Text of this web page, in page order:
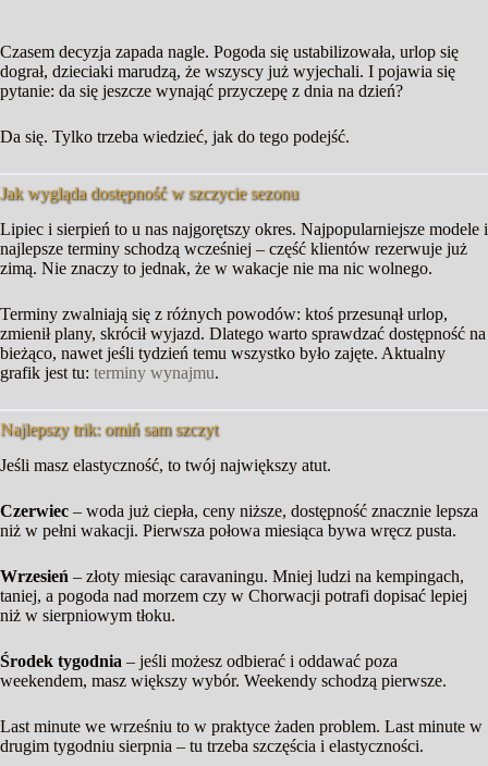
Czasem decyzja zapada nagle. Pogoda się ustabilizowała, urlop się
dograł, dzieciaki marudzą, że wszyscy już wyjechali. I pojawia się
pytanie: da się jeszcze wynająć przyczepę z dnia na dzień?
Da się. Tylko trzeba wiedzieć, jak do tego podejść.
Jak wygląda dostępność w szczycie sezonu
Lipiec i sierpień to u nas najgorętszy okres. Najpopularniejsze modele i
najlepsze terminy schodzą wcześniej – część klientów rezerwuje już
zimą. Nie znaczy to jednak, że w wakacje nie ma nic wolnego.
Terminy zwalniają się z różnych powodów: ktoś przesunął urlop,
zmienił plany, skrócił wyjazd. Dlatego warto sprawdzać dostępność na
bieżąco, nawet jeśli tydzień temu wszystko było zajęte. Aktualny
grafik jest tu: terminy wynajmu.
Najlepszy trik: omiń sam szczyt
Jeśli masz elastyczność, to twój największy atut.
Czerwiec – woda już ciepła, ceny niższe, dostępność znacznie lepsza
niż w pełni wakacji. Pierwsza połowa miesiąca bywa wręcz pusta.
Wrzesień – złoty miesiąc caravaningu. Mniej ludzi na kempingach,
taniej, a pogoda nad morzem czy w Chorwacji potrafi dopisać lepiej
niż w sierpniowym tłoku.
Środek tygodnia – jeśli możesz odbierać i oddawać poza
weekendem, masz większy wybór. Weekendy schodzą pierwsze.
Last minute we wrześniu to w praktyce żaden problem. Last minute w
drugim tygodniu sierpnia – tu trzeba szczęścia i elastyczności.